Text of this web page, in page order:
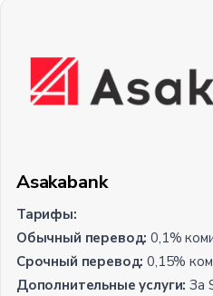
Asakabank
Тарифы:
Обычный перевод: 0,1%
Срочный перевод:0,15%
Дополнительные услуги:За